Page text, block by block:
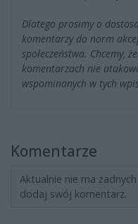
Dlatego prosimy o
komentarzy do norm
społeczeństwa. Chcemy,
komentarzach nie
wspominanych w tych
Komentarze
Aktualnie nie ma
dodaj swój komentarz.